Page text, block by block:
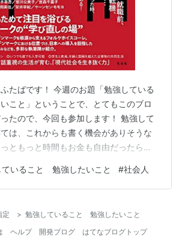
たばです！ 今週のお題「勉強している
こと」ということで、とてもこのブロ
たので、今回も参加します！ 勉強して
は、これからも書く機会がありそうな
ともっと時間もお金も自由だったら勉
ハープ 琵琶 作曲 書画 魚の三枚おろし
なんですけどねー、英語はからっきしな
ど、続かないんですよね。具体的な必
いというのが理由のひとつだと思いま
ていること 勉強したいこと #社会人
定 > 勉強していること 勉強したいこと
ヘルプ 開発ブログ はてなブログトップ